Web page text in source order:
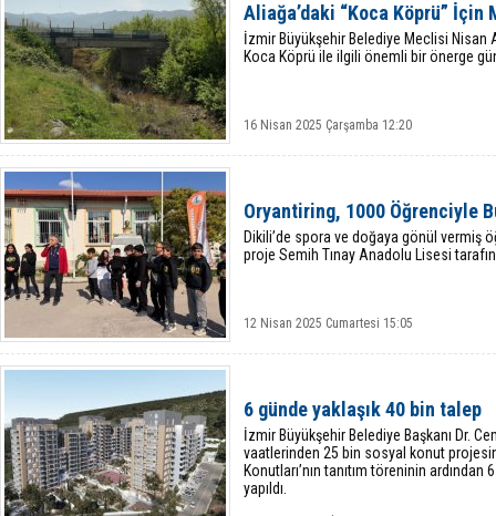
Aliağa’daki “Koca Köprü”
İzmir Büyükşehir Belediye Meclisi Nisan
Koca Köprü ile ilgili önemli bir önerge
16 Nisan 2025 Çarşamba 12:20
Oryantiring, 1000 Öğrenciyle
Dikili’de spora ve doğaya gönül vermiş
proje Semih Tınay Anadolu Lisesi
12 Nisan 2025 Cumartesi 15:05
6 günde yaklaşık 40 bin talep
İzmir Büyükşehir Belediye Başkanı Dr.
vaatlerinden 25 bin sosyal konut
Konutları’nın tanıtım töreninin
yapıldı.